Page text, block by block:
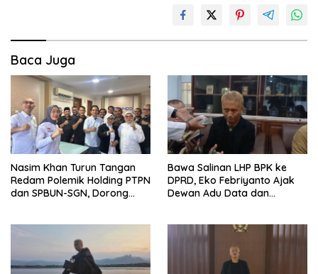
Baca Juga
Nasim Khan Turun Tangan
Redam Polemik Holding PTPN
dan SPBUN-SGN, Dorong
Bawa Salinan LHP BPK ke
DPRD, Eko Febriyanto Ajak
Dewan Adu Data dan